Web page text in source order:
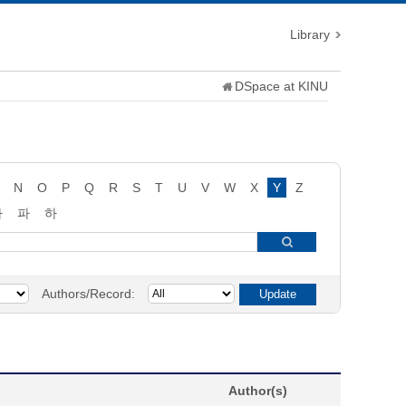
Library
DSpace at KINU
N O P Q R S T U V W X Y
Z
파
하
Authors/Record:
Author(s)